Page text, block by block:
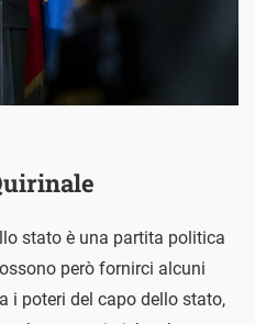
stato è una partita politica
però fornirci alcuni
i poteri del capo dello stato,